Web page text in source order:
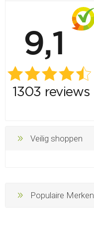
Veilig shoppen
Populaire Merken